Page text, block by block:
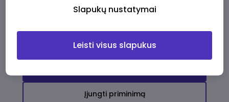
darbo pasiūlymų
Įjungti priminimą
Slapukų nustatymai
Leisti visus slapukus